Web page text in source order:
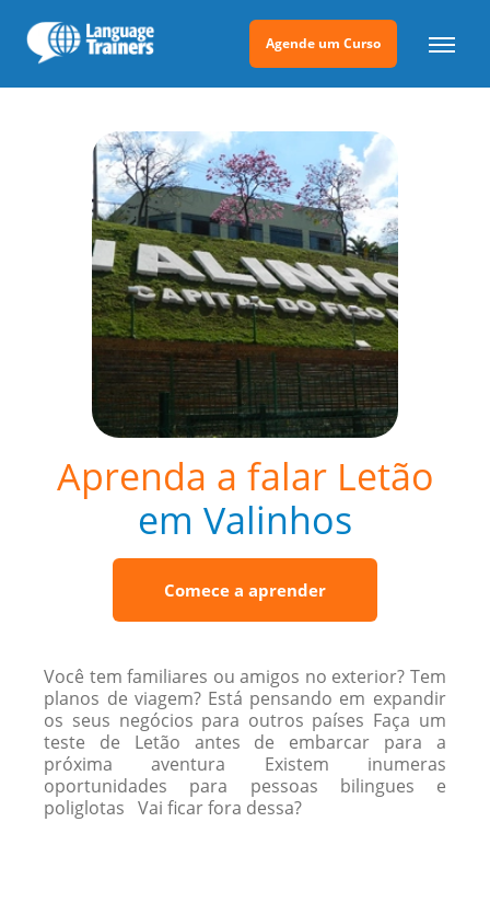
Agende um Curso
Aprenda a falar Letão
em Valinhos
Comece a aprender
Você tem familiares ou amigos no exterior? Tem
planos de viagem? Está pensando em expandir
os seus negócios para outros países Faça um
teste de Letão antes de embarcar para a
próxima aventura Existem inumeras
oportunidades para pessoas bilingues e
poliglotas Vai ficar fora dessa?